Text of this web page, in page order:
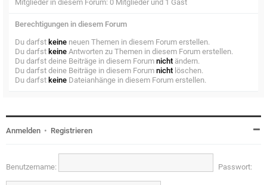
Mitglieder in diesem Forum: 0 Mitglieder und 1 Gast
Berechtigungen in diesem Forum
Du darfst keine neuen Themen in diesem Forum erstellen.
Du darfst keine Antworten zu Themen in diesem Forum erstellen.
Du darfst deine Beiträge in diesem Forum nicht ändern.
Du darfst deine Beiträge in diesem Forum nicht löschen.
Du darfst keine Dateianhänge in diesem Forum erstellen.
Anmelden • Registrieren
Benutzername: Passwort: